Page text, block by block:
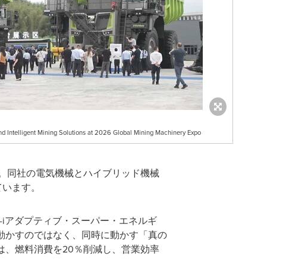
Intelligent Mining Solutions at 2026 Global Mining Machinery Expo
同社の電気機械とハイブリッド機械
ます。
ダプティブ・スーパー・エネルギ
すのではなく、同時に動かす「真の
燃料消費を20％削減し、営業効率